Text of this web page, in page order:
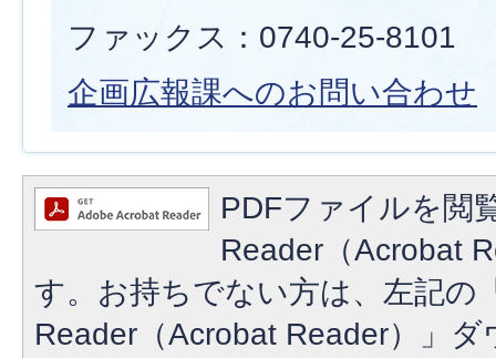
ファックス：0740-25-8101
企画広報課へのお問い合わせ
PDFファイルを閲
Reader（Acrobat
す。お持ちでない方は、左記の
Reader（Acrobat Reader）」